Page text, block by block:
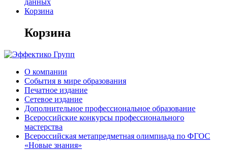
данных
Корзина
Корзина
О компании
События в мире образования
Печатное издание
Сетевое издание
Дополнительное профессиональное образование
Всероссийские конкурсы профессионального
мастерства
Всероссийская метапредметная олимпиада по ФГОС
«Новые знания»